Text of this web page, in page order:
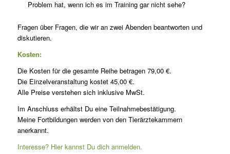
Problem hat, wenn ich es im Training gar nicht sehe?
Fragen über Fragen, die wir an zwei Abenden beantworten und
diskutieren.
Kosten:
Die Kosten für die gesamte Reihe betragen 79,00 €.
Die Einzelveranstaltung kostet 45,00 €.
Alle Preise verstehen sich inklusive MwSt.
Im Anschluss erhältst Du eine Teilnahmebestätigung.
Meine Fortbildungen werden von den Tierärztekammern
anerkannt.
Interesse? Hier kannst Du dich anmelden.